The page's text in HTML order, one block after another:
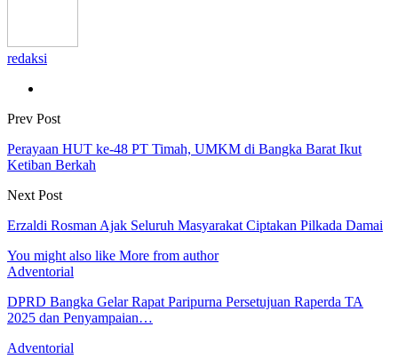
redaksi
Prev Post
Perayaan HUT ke-48 PT Timah, UMKM di Bangka Barat Ikut
Ketiban Berkah
Next Post
Erzaldi Rosman Ajak Seluruh Masyarakat Ciptakan Pilkada Damai
You might also like More from author
Adventorial
DPRD Bangka Gelar Rapat Paripurna Persetujuan Raperda TA
2025 dan Penyampaian…
Adventorial